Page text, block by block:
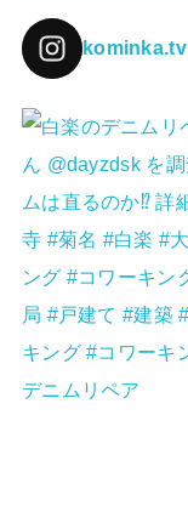
kominka.tv